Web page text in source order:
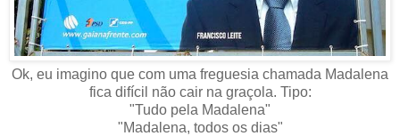
Ok, eu imagino que com uma freguesia chamada Madalena
fica difícil não cair na graçola. Tipo:
"Tudo pela Madalena"
"Madalena, todos os dias"